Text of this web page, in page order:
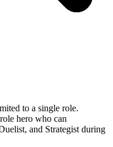
to a single role.
hero who can
and Strategist during